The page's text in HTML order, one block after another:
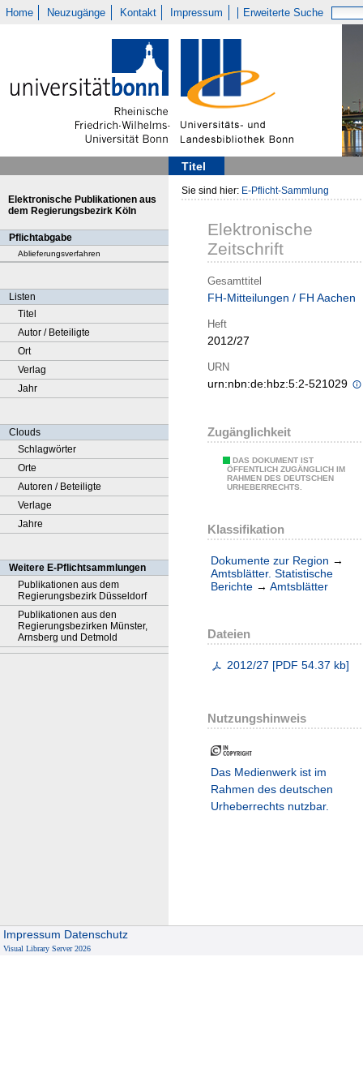
Home Neuzugänge Kontakt Impressum Erweiterte Suche
Titel
Elektronische Publikationen aus
dem Regierungsbezirk Köln
Pflichtabgabe
Ablieferungsverfahren
Listen
Titel
Autor / Beteiligte
Ort
Verlag
Jahr
Clouds
Schlagwörter
Orte
Autoren / Beteiligte
Verlage
Jahre
Weitere E-Pflichtsammlungen
Publikationen aus dem
Regierungsbezirk Düsseldorf
Publikationen aus den
Regierungsbezirken Münster,
Arnsberg und Detmold
Sie sind hier: E-Pflicht-Sammlung
Elektronische
Zeitschrift
Gesamttitel
FH-Mitteilungen / FH Aachen
Heft
2012/27
URN
urn:nbn:de:hbz:5:2-521029
Zugänglichkeit
DAS DOKUMENT IST
ÖFFENTLICH ZUGÄNGLICH IM
RAHMEN DES DEUTSCHEN
URHEBERRECHTS.
Klassifikation
Dokumente zur Region →
Amtsblätter. Statistische
Berichte → Amtsblätter
Dateien
2012/27 [PDF 54.37 kb]
Nutzungshinweis
Das Medienwerk ist im
Rahmen des deutschen
Urheberrechts nutzbar.
Impressum Datenschutz
Visual Library Server 2026